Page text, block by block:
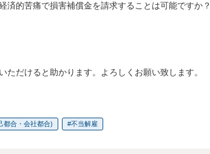
的苦痛で損害補償金を請求することは可能ですか？
だけると助かります。よろしくお願い致します。
都合・会社都合) 不当解雇